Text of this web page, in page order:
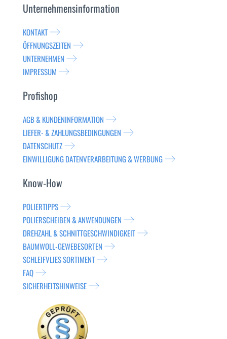
Unternehmensinformation
KONTAKT
ÖFFNUNGSZEITEN
UNTERNEHMEN
IMPRESSUM
Profishop
AGB & KUNDENINFORMATION
LIEFER- & ZAHLUNGSBEDINGUNGEN
DATENSCHUTZ
EINWILLIGUNG DATENVERARBEITUNG & WERBUNG
Know-How
POLIERTIPPS
POLIERSCHEIBEN & ANWENDUNGEN
DREHZAHL & SCHNITTGESCHWINDIGKEIT
BAUMWOLL-GEWEBESORTEN
SCHLEIFVLIES SORTIMENT
FAQ
SICHERHEITSHINWEISE